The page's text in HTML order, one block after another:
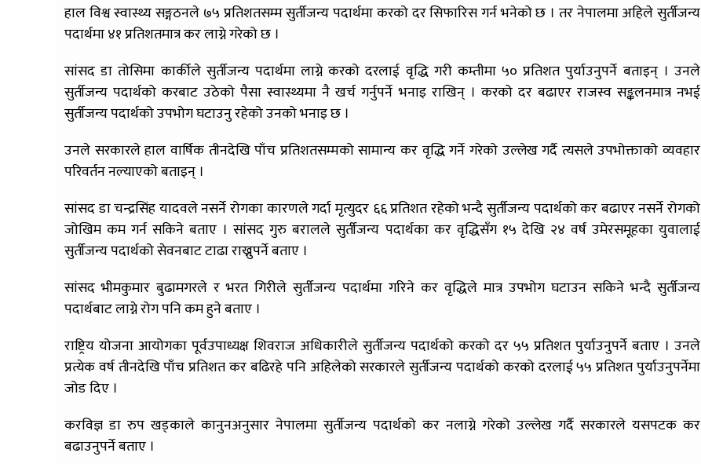
हाल विश्व स्वास्थ्य सङ्गठनले ७५ प्रतिशतसम्म सुर्तीजन्य पदार्थमा करको दर सिफारिस गर्न भनेको छ । तर नेपालमा अहिले सुर्तीजन्य
पदार्थमा ४१ प्रतिशतमात्र कर लाग्ने गरेको छ ।
सांसद डा तोसिमा कार्कीले सुर्तीजन्य पदार्थमा लाग्ने करको दरलाई वृद्धि गरी कम्तीमा ५० प्रतिशत पुर्याउनुपर्ने बताइन् । उनले
सुर्तीजन्य पदार्थको करबाट उठेको पैसा स्वास्थ्यमा नै खर्च गर्नुपर्ने भनाइ राखिन् । करको दर बढाएर राजस्व सङ्कलनमात्र नभई
सुर्तीजन्य पदार्थको उपभोग घटाउनु रहेको उनको भनाइ छ ।
उनले सरकारले हाल वार्षिक तीनदेखि पाँच प्रतिशतसम्मको सामान्य कर वृद्धि गर्ने गरेको उल्लेख गर्दै त्यसले उपभोक्ताको व्यवहार
परिवर्तन नल्याएको बताइन् ।
सांसद डा चन्द्रसिंह यादवले नसर्ने रोगका कारणले गर्दा मृत्युदर ६६ प्रतिशत रहेको भन्दै सुर्तीजन्य पदार्थको कर बढाएर नसर्ने रोगको
जोखिम कम गर्न सकिने बताए । सांसद गुरु बरालले सुर्तीजन्य पदार्थका कर वृद्धिसँग १५ देखि २४ वर्ष उमेरसमूहका युवालाई
सुर्तीजन्य पदार्थको सेवनबाट टाढा राख्नुपर्ने बताए ।
सांसद भीमकुमार बुढामगरले र भरत गिरीले सुर्तीजन्य पदार्थमा गरिने कर वृद्धिले मात्र उपभोग घटाउन सकिने भन्दै सुर्तीजन्य
पदार्थबाट लाग्ने रोग पनि कम हुने बताए ।
राष्ट्रिय योजना आयोगका पूर्वउपाध्यक्ष शिवराज अधिकारीले सुर्तीजन्य पदार्थको करको दर ५५ प्रतिशत पुर्याउनुपर्ने बताए । उनले
प्रत्येक वर्ष तीनदेखि पाँच प्रतिशत कर बढिरहे पनि अहिलेको सरकारले सुर्तीजन्य पदार्थको करको दरलाई ५५ प्रतिशत पुर्याउनुपर्नेमा
जोड दिए ।
करविज्ञ डा रुप खड्काले कानुनअनुसार नेपालमा सुर्तीजन्य पदार्थको कर नलाग्ने गरेको उल्लेख गर्दै सरकारले यसपटक कर
बढाउनुपर्ने बताए ।